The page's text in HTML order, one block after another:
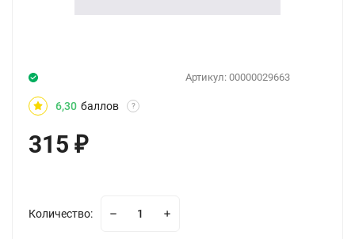
Артикул: 00000029663
6,30 баллов ?
315 ₽
Количество: